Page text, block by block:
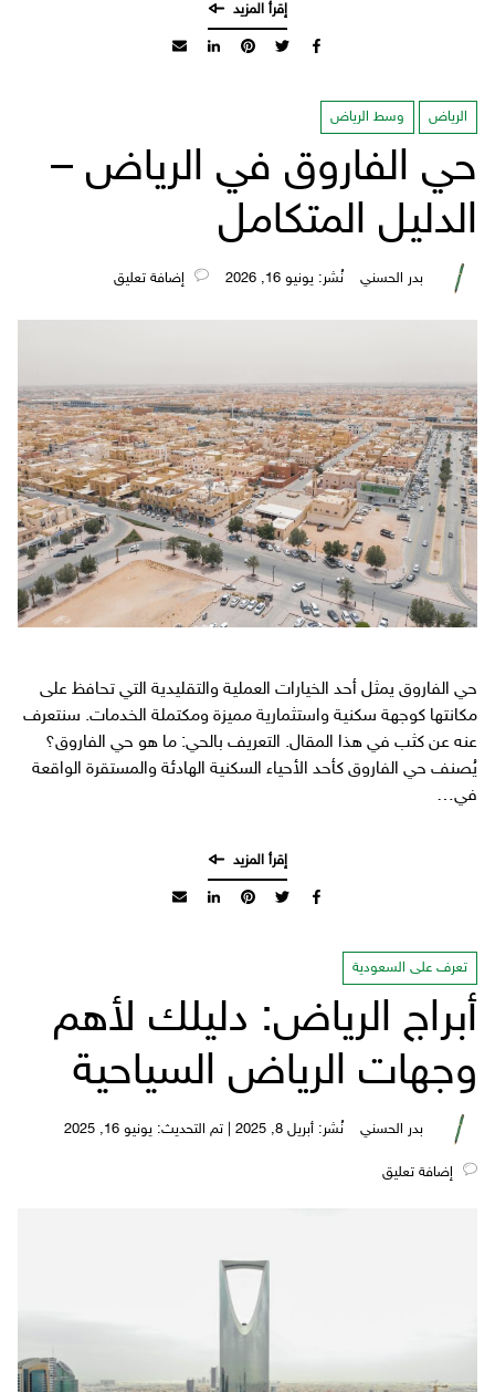
الرياض وسط الرياض
حي الفاروق في الرياض –
الدليل المتكامل
بدر الحسني نُشر: يونيو 16, 2026
حي الفاروق يمثل أحد الخيارات العملية والتقليدية التي تحافظ على
مكانتها كوجهة سكنية واستثمارية مميزة ومكتملة الخدمات. سنتعرف
عنه عن كثب في هذا المقال. التعريف بالحي: ما هو حي الفاروق؟
يُصنف حي الفاروق كأحد الأحياء السكنية الهادئة والمستقرة الواقعة
في…
تعرف على السعودية
أبراج الرياض: دليلك لأهم
وجهات الرياض السياحية
بدر الحسني نُشر: أبريل 8, 2025 | تم التحديث: يونيو 16, 2025